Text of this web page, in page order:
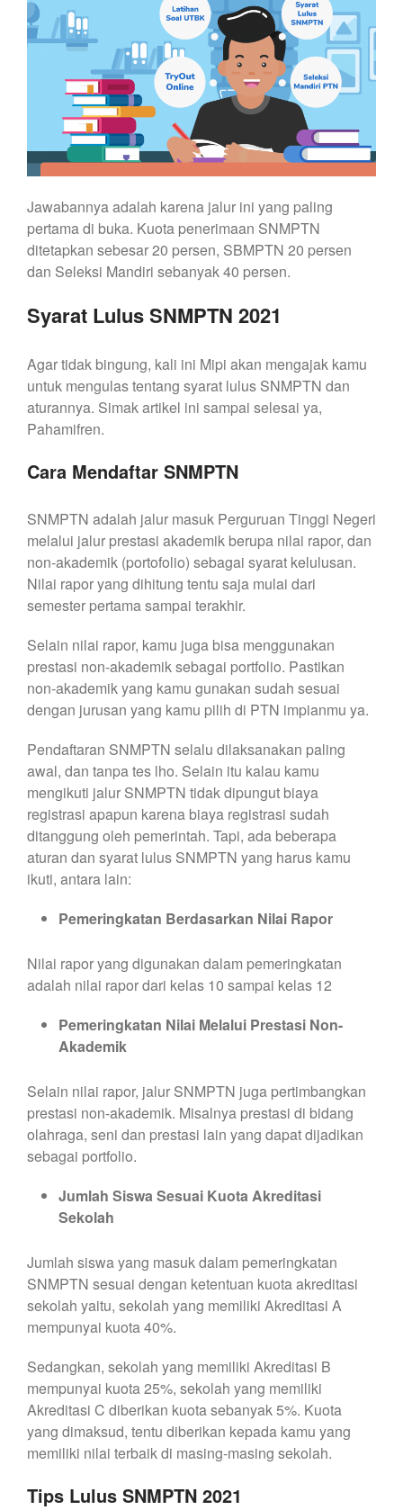
Jawabannya adalah karena jalur ini yang paling
pertama di buka. Kuota penerimaan SNMPTN
ditetapkan sebesar 20 persen, SBMPTN 20 persen
dan Seleksi Mandiri sebanyak 40 persen.
Syarat Lulus SNMPTN 2021
Agar tidak bingung, kali ini Mipi akan mengajak kamu
untuk mengulas tentang syarat lulus SNMPTN dan
aturannya. Simak artikel ini sampai selesai ya,
Pahamifren.
Cara Mendaftar SNMPTN
SNMPTN adalah jalur masuk Perguruan Tinggi Negeri
melalui jalur prestasi akademik berupa nilai rapor, dan
non-akademik (portofolio) sebagai syarat kelulusan.
Nilai rapor yang dihitung tentu saja mulai dari
semester pertama sampai terakhir.
Selain nilai rapor, kamu juga bisa menggunakan
prestasi non-akademik sebagai portfolio. Pastikan
non-akademik yang kamu gunakan sudah sesuai
dengan jurusan yang kamu pilih di PTN impianmu ya.
Pendaftaran SNMPTN selalu dilaksanakan paling
awal, dan tanpa tes lho. Selain itu kalau kamu
mengikuti jalur SNMPTN tidak dipungut biaya
registrasi apapun karena biaya registrasi sudah
ditanggung oleh pemerintah. Tapi, ada beberapa
aturan dan syarat lulus SNMPTN yang harus kamu
ikuti, antara lain:
Pemeringkatan Berdasarkan Nilai Rapor
Nilai rapor yang digunakan dalam pemeringkatan
adalah nilai rapor dari kelas 10 sampai kelas 12
Pemeringkatan Nilai Melalui Prestasi Non-
Akademik
Selain nilai rapor, jalur SNMPTN juga pertimbangkan
prestasi non-akademik. Misalnya prestasi di bidang
olahraga, seni dan prestasi lain yang dapat dijadikan
sebagai portfolio.
Jumlah Siswa Sesuai Kuota Akreditasi
Sekolah
Jumlah siswa yang masuk dalam pemeringkatan
SNMPTN sesuai dengan ketentuan kuota akreditasi
sekolah yaitu, sekolah yang memiliki Akreditasi A
mempunyai kuota 40%.
Sedangkan, sekolah yang memiliki Akreditasi B
mempunyai kuota 25%, sekolah yang memiliki
Akreditasi C diberikan kuota sebanyak 5%. Kuota
yang dimaksud, tentu diberikan kepada kamu yang
memiliki nilai terbaik di masing-masing sekolah.
Tips Lulus SNMPTN 2021